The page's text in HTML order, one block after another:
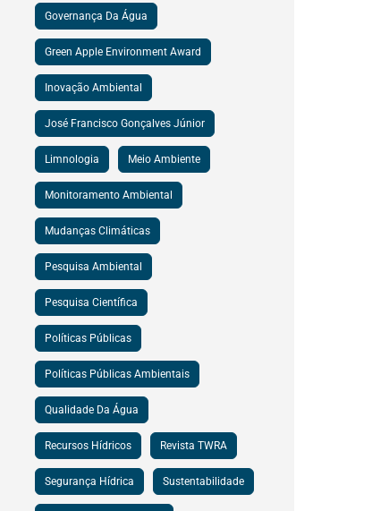
Governança Da Água
Green Apple Environment Award
Inovação Ambiental
José Francisco Gonçalves Júnior
Limnologia Meio Ambiente
Monitoramento Ambiental
Mudanças Climáticas
Pesquisa Ambiental
Pesquisa Científica
Políticas Públicas
Políticas Públicas Ambientais
Qualidade Da Água
Recursos Hídricos Revista TWRA
Segurança Hídrica Sustentabilidade